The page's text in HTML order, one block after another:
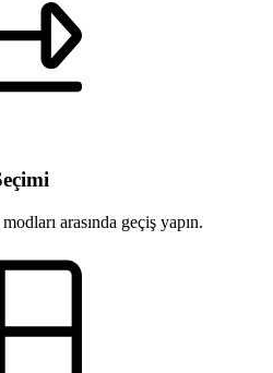
arasında geçiş yapın.